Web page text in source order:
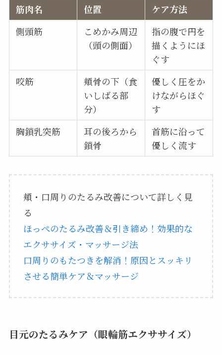
筋肉名 位置
ケア方法
側頭筋
こめかみ周辺
（頭の側面）
指の腹で円を
描くようにほ
ぐす
咬筋
頬骨の下（食
いしばる部
分）
優しく圧をか
けながらほぐ
す
胸鎖乳突筋
耳の後ろから
鎖骨
首筋に沿って
優しく流す
頬・口周りのたるみ改善について詳しく見
る
ほっぺのたるみ改善＆引き締め！効果的な
エクササイズ・マッサージ法
口周りのもたつきを解消！原因とスッキリ
させる簡単ケア＆マッサージ
目元のたるみケア（眼輪筋エクササイズ）